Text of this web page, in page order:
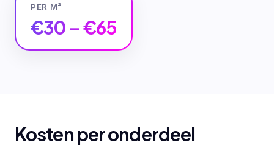
PER M²
€30 – €65
Kosten per onderdeel